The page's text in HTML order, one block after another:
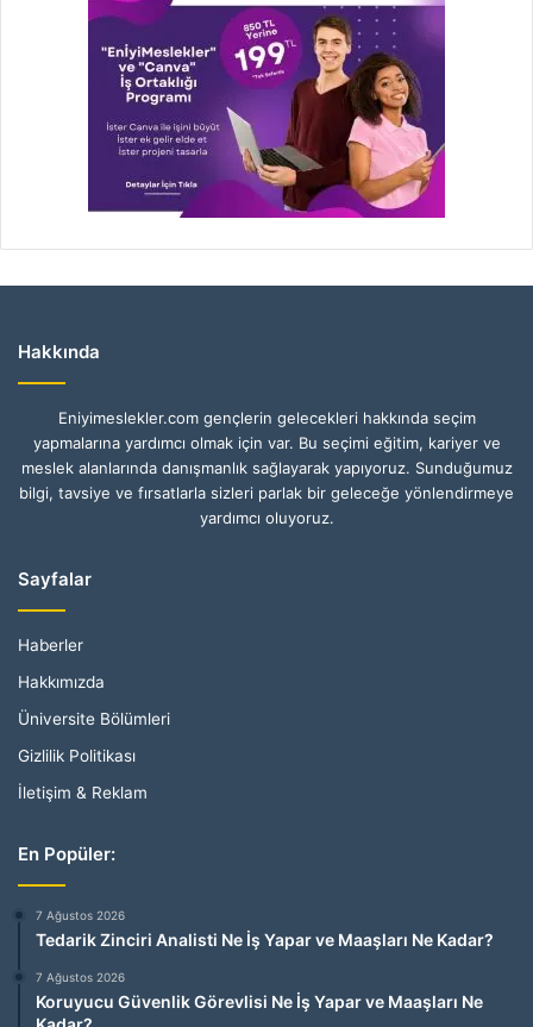
Hakkında
Eniyimeslekler.com gençlerin gelecekleri hakkında seçim
yapmalarına yardımcı olmak için var. Bu seçimi eğitim, kariyer ve
meslek alanlarında danışmanlık sağlayarak yapıyoruz. Sunduğumuz
bilgi, tavsiye ve fırsatlarla sizleri parlak bir geleceğe yönlendirmeye
yardımcı oluyoruz.
Sayfalar
Haberler
Hakkımızda
Üniversite Bölümleri
Gizlilik Politikası
İletişim & Reklam
En Popüler:
7 Ağustos 2026
Tedarik Zinciri Analisti Ne İş Yapar ve Maaşları Ne Kadar?
7 Ağustos 2026
Koruyucu Güvenlik Görevlisi Ne İş Yapar ve Maaşları Ne